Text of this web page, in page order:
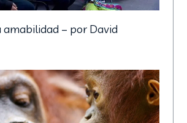
amabilidad – por David